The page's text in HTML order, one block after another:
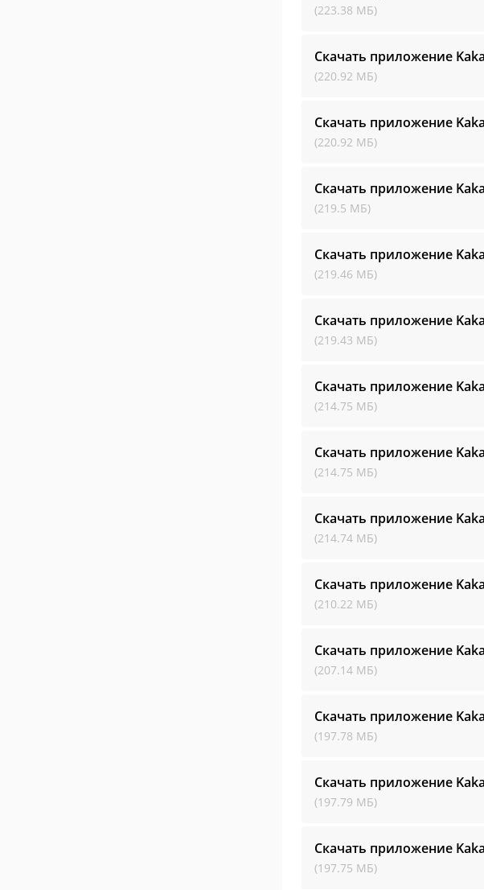
(223.38 МБ)
Скачать приложение
(220.92 МБ)
Скачать приложение
(220.92 МБ)
Скачать приложение
(219.5 МБ)
Скачать приложение
(219.46 МБ)
Скачать приложение
(219.43 МБ)
Скачать приложение
(214.75 МБ)
Скачать приложение
(214.75 МБ)
Скачать приложение
(214.74 МБ)
Скачать приложение
(210.22 МБ)
Скачать приложение
(207.14 МБ)
Скачать приложение
(197.78 МБ)
Скачать приложение
(197.79 МБ)
Скачать приложение
(197.75 МБ)